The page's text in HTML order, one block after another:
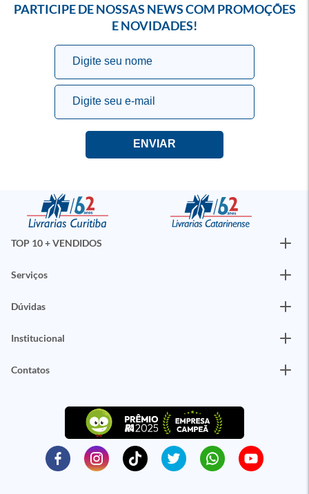
PARTICIPE DE NOSSAS NEWS COM PROMOÇÕES
E NOVIDADES!
TOP 10 + VENDIDOS
Serviços
Dúvidas
Institucional
Contatos